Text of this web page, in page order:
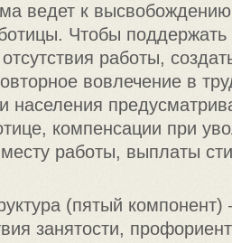
ведет к
Чтобы
работы,
вовлечение в
населения
компенсации при
работы, выплаты
(пятый компонент)
занятости,